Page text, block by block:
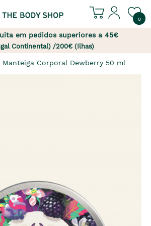
0
em pedidos superiores a 45€
Continental) /200€ (Ilhas)
Manteiga Corporal Dewberry 50 ml